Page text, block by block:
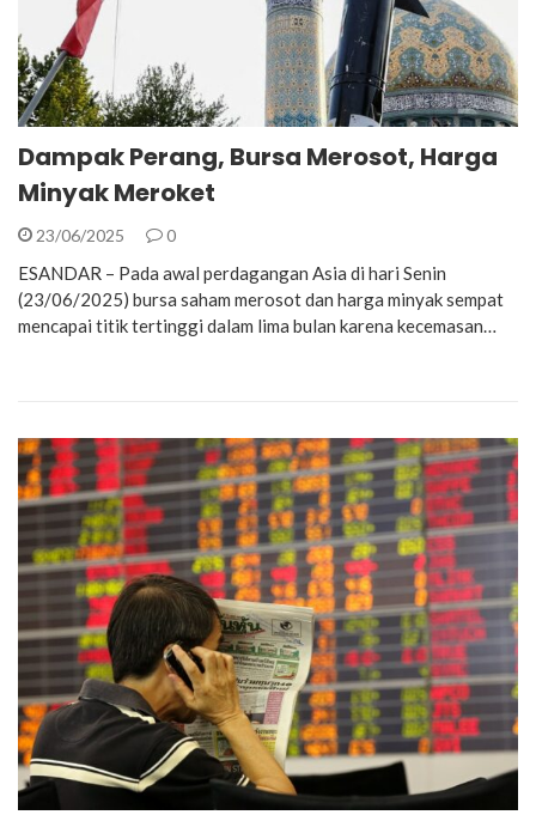
Dampak Perang, Bursa Merosot, Harga
Minyak Meroket
23/06/2025 0
ESANDAR – Pada awal perdagangan Asia di hari Senin
(23/06/2025) bursa saham merosot dan harga minyak sempat
mencapai titik tertinggi dalam lima bulan karena kecemasan…